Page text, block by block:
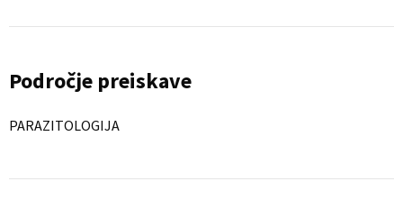
Področje preiskave
PARAZITOLOGIJA